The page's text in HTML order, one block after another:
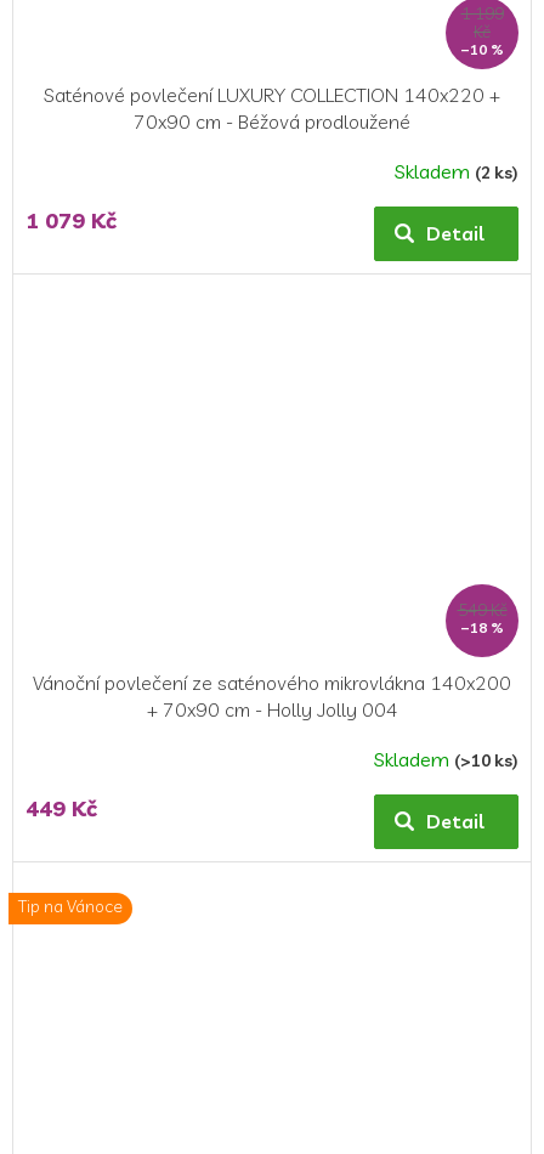
1 199
Kč
–10 %
Saténové povlečení LUXURY COLLECTION 140x220 +
70x90 cm - Béžová prodloužené
Skladem (2 ks)
1 079 Kč Detail
549 Kč
–18 %
Vánoční povlečení ze saténového mikrovlákna 140x200
+ 70x90 cm - Holly Jolly 004
Skladem (>10 ks)
449 Kč Detail
Tip na Vánoce